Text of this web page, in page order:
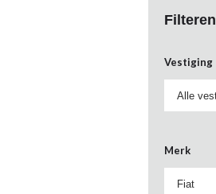
Filteren
Vestiging
Merk